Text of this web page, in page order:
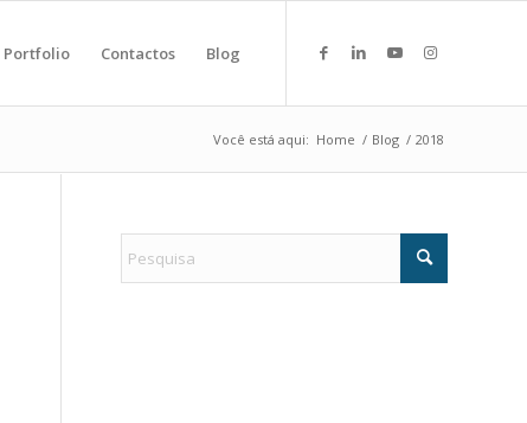
Portfolio Contactos Blog
Você está aqui: Home / Blog / 2018